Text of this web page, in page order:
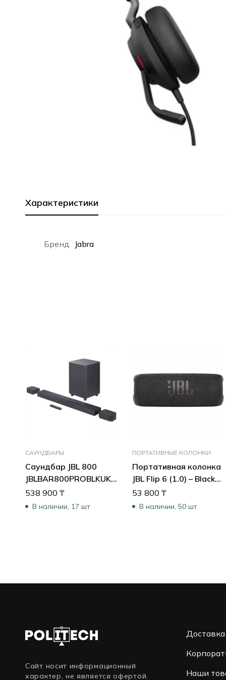
Характеристики
Бренд Jabra
САУНДБАРЫ
Саундбар JBL 800
JBLBAR800PROBLKUK
(Черный)
538 900 ₸
В наличии, 17 шт
ПОРТАТИВНЫЕ КОЛОНКИ
Портативная колонка
JBL Flip 6 (1.0) – Black
JBLFLIP6BLK (Черный)
53 800₸
В наличии, 50 шт
Сайт носит информационный
характер, не является офертой.
Доставка
Наши